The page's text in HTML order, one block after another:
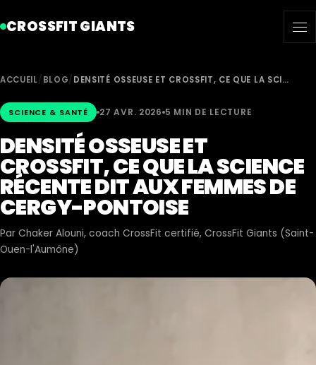
CROSSFIT GIANTS
ACCUEIL/ BLOG/ DENSITÉ OSSEUSE ET CROSSFIT, CE QUE LA SCI…
SCIENCE & SANTÉ 27 AVR. 2026 5 MIN DE LECTURE
DENSITÉ OSSEUSE ET
CROSSFIT, CE QUE LA SCIENCE
RÉCENTE DIT AUX FEMMES DE
CERGY-PONTOISE
Par Chaker Alouni, coach CrossFit certifié, CrossFit Giants (Saint-
Ouen-l'Aumône)